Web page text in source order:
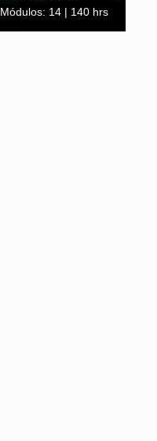
Módulos: 14 | 140 hrs